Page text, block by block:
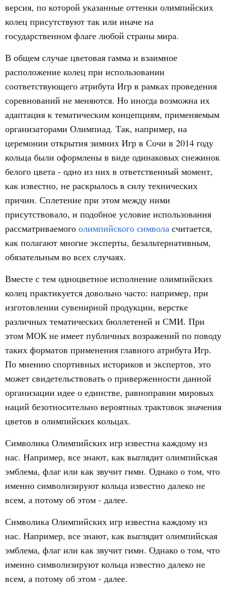
версия, по которой указанные оттенки олимпийских
колец присутствуют так или иначе на
государственном флаге любой страны мира.
В общем случае цветовая гамма и взаимное
расположение колец при использовании
соответствующего атрибута Игр в рамках проведения
соревнований не меняются. Но иногда возможна их
адаптация к тематическим концепциям, применяемым
организаторами Олимпиад. Так, например, на
церемонии открытия зимних Игр в Сочи в 2014 году
кольца были оформлены в виде одинаковых снежинок
белого цвета - одно из них в ответственный момент,
как известно, не раскрылось в силу технических
причин. Сплетение при этом между ними
присутствовало, и подобное условие использования
рассматриваемого олимпийского символа считается,
как полагают многие эксперты, безальтернативным,
обязательным во всех случаях.
Вместе с тем одноцветное исполнение олимпийских
колец практикуется довольно часто: например, при
изготовлении сувенирной продукции, верстке
различных тематических бюллетеней и СМИ. При
этом МОК не имеет публичных возражений по поводу
таких форматов применения главного атрибута Игр.
По мнению спортивных историков и экспертов, это
может свидетельствовать о приверженности данной
организации идее о единстве, равноправии мировых
наций безотносительно вероятных трактовок значения
цветов в олимпийских кольцах.
Символика Олимпийских игр известна каждому из
нас. Например, все знают, как выглядит олимпийская
эмблема, флаг или как звучит гимн. Однако о том, что
именно символизируют кольца известно далеко не
всем, а потому об этом - далее.
Символика Олимпийских игр известна каждому из
нас. Например, все знают, как выглядит олимпийская
эмблема, флаг или как звучит гимн. Однако о том, что
именно символизируют кольца известно далеко не
всем, а потому об этом - далее.